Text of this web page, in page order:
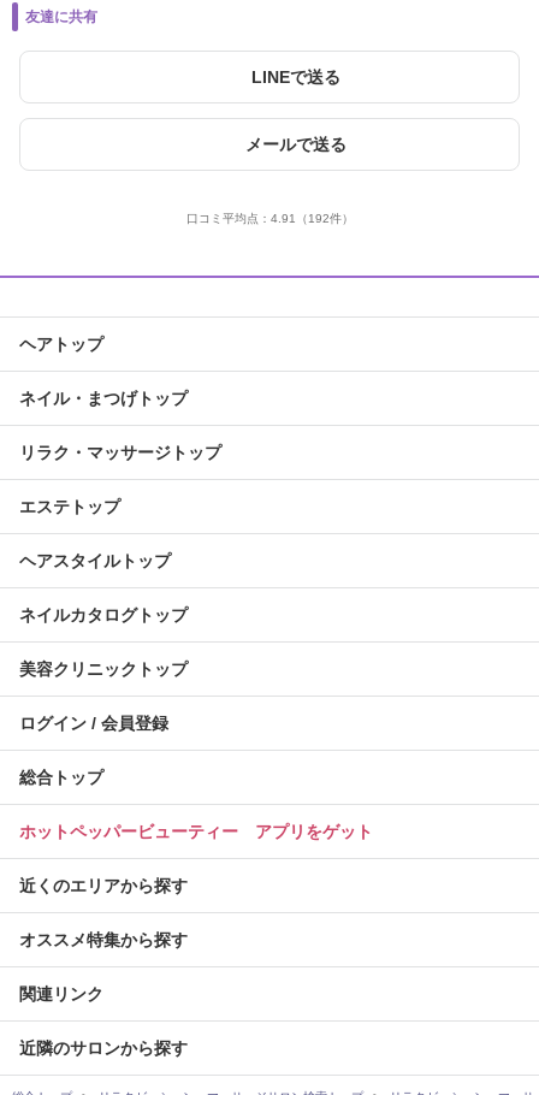
友達に共有
LINEで送る
メールで送る
口コミ平均点： 4.91 （192件）
ヘアトップ
ネイル・まつげトップ
リラク・マッサージトップ
エステトップ
ヘアスタイルトップ
ネイルカタログトップ
美容クリニックトップ
ログイン / 会員登録
総合トップ
ホットペッパービューティー アプリをゲット
近くのエリアから探す
オススメ特集から探す
関連リンク
近隣のサロンから探す